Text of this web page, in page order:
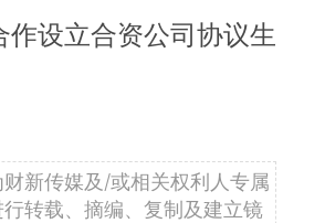
设立合资公司协议生
新传媒及/或相关权利人专属
转载、摘编、复制及建立镜